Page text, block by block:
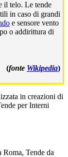
il telo. Le tende
in caso di grandi
e sensore vento
o addirittura di
(fonte Wikipedia)
in creazioni di
per Interni
Tende da